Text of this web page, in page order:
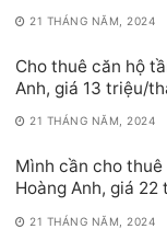
21 THÁNG NĂM, 2024
Cho thuê căn hộ
Anh, giá 13 triệu/
21 THÁNG NĂM, 2024
Mình cần cho
Hoàng Anh, giá
21 THÁNG NĂM, 2024